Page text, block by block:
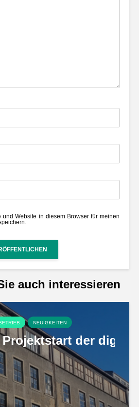
und Website in diesem Browser für meinen
auch interessieren
NEUIGKEITEN
Projektstart der